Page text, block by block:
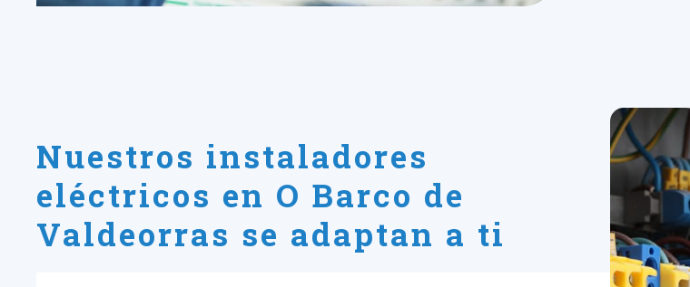
Nuestros instaladores
eléctricos en O Barco de
Valdeorras se adaptan a ti